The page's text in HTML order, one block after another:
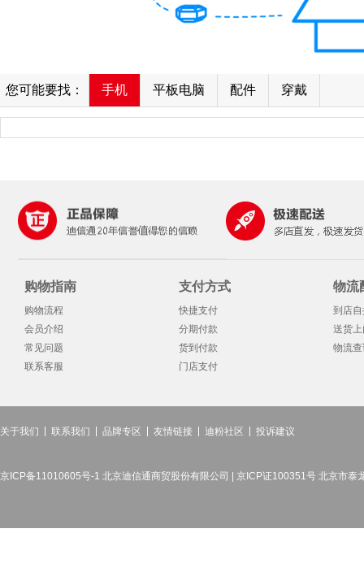
您可能要找： 手机 平板电脑 配件 穿戴
购物指南
购物流程
会员介绍
常见问题
联系客服
支付方式
快捷支付
分期付款
货到付款
门店支付
物流
到店
送货
物流
关于我们 联系我们 品牌专区 友情链接 迪粉社区 投诉建议
京ICP备11010605号-1 北京迪信通商贸股份有限公司 | 京ICP证100351号 北京市泰